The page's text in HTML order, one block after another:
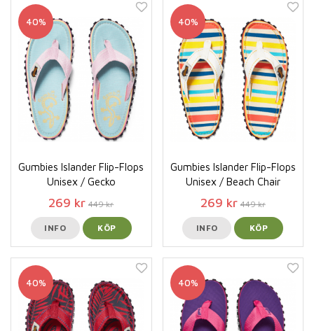
40%
Gumbies Islander Flip-Flops
Unisex / Gecko
269 kr 449 kr
INFO KÖP
40%
Gumbies Islander Flip-Flops
Unisex / Beach Chair
269 kr 449 kr
INFO KÖP
40% 40%